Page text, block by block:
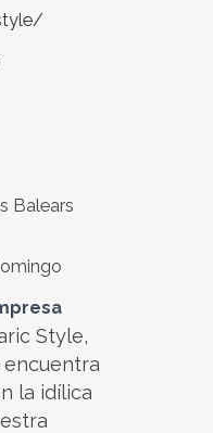
Balears
Style,
encuentra
la idílica